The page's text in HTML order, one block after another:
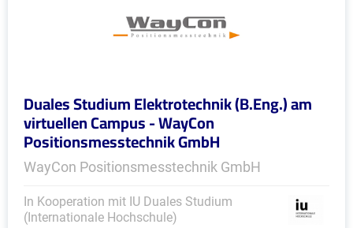
Duales Studium Elektrotechnik (B.Eng.) am
virtuellen Campus - WayCon
Positionsmesstechnik GmbH
WayCon Positionsmesstechnik GmbH
In Kooperation mit IU Duales Studium
(Internationale Hochschule)